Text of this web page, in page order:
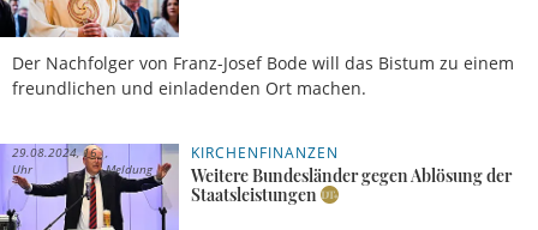
Der Nachfolger von Franz-Josef Bode will das Bistum zu einem
freundlichen und einladenden Ort machen.
KIRCHENFINANZEN
Weitere Bundesländer gegen Ablösung der
Staatsleistungen
29.08.2024, 16
Uhr
Meldung